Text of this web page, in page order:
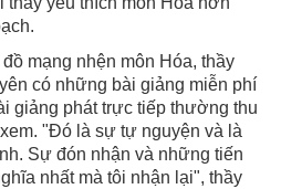
mạng nhện môn Hóa, thầy
có những bài giảng miễn phí
giảng phát trực tiếp thường thu
"Đó là sự tự nguyện và là
Sự đón nhận và những tiến
nhất mà tôi nhận lại", thầy